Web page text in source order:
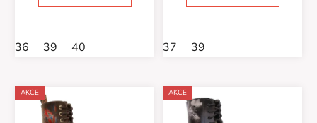
36 39 40 37 39
AKCE AKCE